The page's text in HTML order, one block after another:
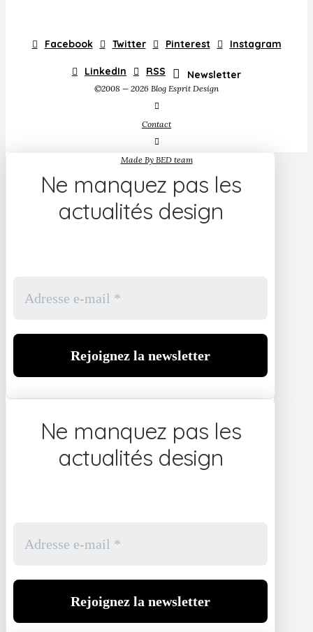
Facebook Twitter Pinterest Instagram
LinkedIn RSS Newsletter
©2008 — 2026 Blog Esprit Design
Contact
Made By BED team
Ne manquez pas les
actualités design
Ne manquez pas les
actualités design